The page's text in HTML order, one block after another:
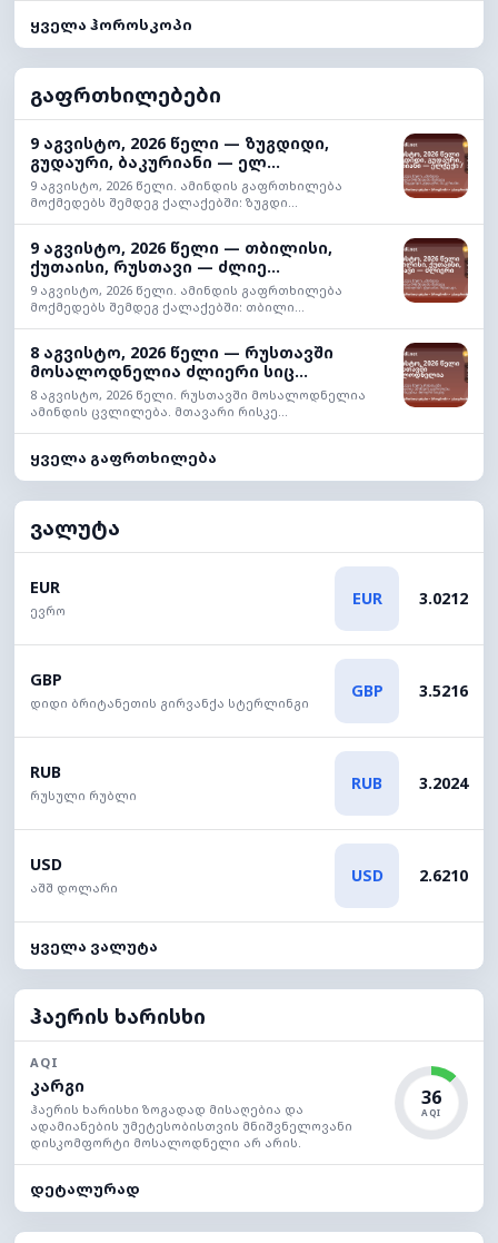
ყველა ჰოროსკოპი
გაფრთხილებები
9 აგვისტო, 2026 წელი — ზუგდიდი,
გუდაური, ბაკურიანი — ელ...
9 აგვისტო, 2026 წელი. ამინდის გაფრთხილება
მოქმედებს შემდეგ ქალაქებში: ზუგდი...
9 აგვისტო, 2026 წელი — თბილისი,
ქუთაისი, რუსთავი — ძლიე...
9 აგვისტო, 2026 წელი. ამინდის გაფრთხილება
მოქმედებს შემდეგ ქალაქებში: თბილი...
8 აგვისტო, 2026 წელი — რუსთავში
მოსალოდნელია ძლიერი სიც...
8 აგვისტო, 2026 წელი. რუსთავში მოსალოდნელია
ამინდის ცვლილება. მთავარი რისკე...
ყველა გაფრთხილება
ვალუტა
EUR
ევრო
EUR 3.0212
GBP
დიდი ბრიტანეთის გირვანქა სტერლინგი
GBP 3.5216
RUB
რუსული რუბლი
RUB 3.2024
USD
აშშ დოლარი
USD 2.6210
ყველა ვალუტა
ჰაერის ხარისხი
AQI
კარგი
ჰაერის ხარისხი ზოგადად მისაღებია და
ადამიანების უმეტესობისთვის მნიშვნელოვანი
დისკომფორტი მოსალოდნელი არ არის.
36
AQI
დეტალურად